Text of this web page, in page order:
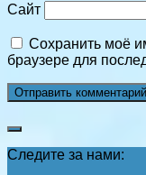
Сайт
Сохранить моё
браузере для
Следите за нами: